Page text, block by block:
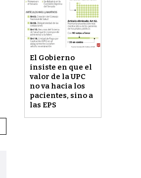
El Gobierno
insiste en que el
valor de la UPC
no va hacia los
pacientes, sino a
las EPS